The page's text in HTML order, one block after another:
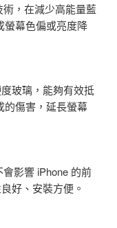
，在減少高能量藍
螢幕色偏或亮度降
玻璃，能夠有效抵
的傷害，延長螢幕
影響 iPhone 的前
好、安裝方便。